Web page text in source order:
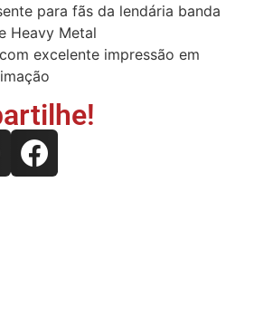
para fãs da lendária banda
Heavy Metal
excelente impressão em